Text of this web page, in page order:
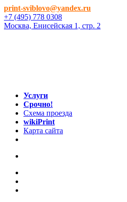
print-sviblovo@yandex.ru
+7 (495) 778 0308
Москва, Енисейская 1, стр. 2
Услуги
Срочно!
Схема проезда
wikiPrint
Карта сайта